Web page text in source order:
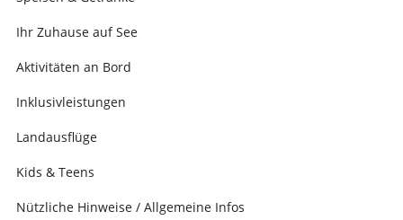
Ihr Zuhause auf See
Aktivitäten an Bord
Inklusivleistungen
Landausflüge
Kids & Teens
Nützliche Hinweise / Allgemeine Infos